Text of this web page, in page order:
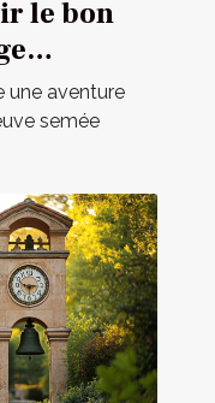
le bon
une aventure
semée